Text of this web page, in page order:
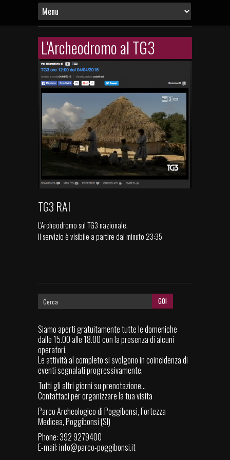
L'Archeodromo al TG3
TG3 RAI
L'Archeodromo sul TG3 nazionale.
Il servizio è visibile a partire dal minuto 23:35
Siamo aperti gratuitamente tutte le domeniche
dalle 15.00 alle 18.00 con la presenza di alcuni
operatori.
Le attività al completo si svolgono in coincidenza di
eventi segnalati progressivamente.
Tutti gli altri giorni su prenotazione...
Contattaci per organizzare la tua visita
Parco Archeologico di Poggibonsi, Fortezza
Medicea, Poggibonsi (SI)
Phone: 392 9279400
E-mail:info@parco-poggibonsi.it